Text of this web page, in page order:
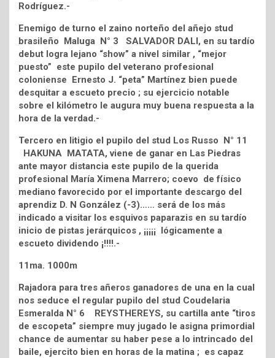
Rodríguez.-
Enemigo de turno el zaino norteño del añejo stud
brasileño Maluga N° 3 SALVADOR DALI, en su tardío
debut logra lejano “show” a nivel similar , “mejor
puesto” este pupilo del veterano profesional
coloniense Ernesto J. “peta” Martínez bien puede
desquitar a escueto precio ; su ejercicio notable
sobre el kilómetro le augura muy buena respuesta a la
hora de la verdad.-
Tercero en litigio el pupilo del stud Los Russo N° 11
HAKUNA MATATA, viene de ganar en Las Piedras
ante mayor distancia este pupilo de la querida
profesional María Ximena Marrero; coevo de físico
mediano favorecido por el importante descargo del
aprendiz D. N González (-3)…… será de los más
indicado a visitar los esquivos paparazis en su tardío
inicio de pistas jerárquicos , ¡¡¡¡¡ lógicamente a
escueto dividendo ¡!!!!.-
11ma. 1000m
Rajadora para tres añeros ganadores de una en la cual
nos seduce el regular pupilo del stud Coudelaria
Esmeralda N° 6 REYSTHEREYS, su cartilla ante “tiros
de escopeta” siempre muy jugado le asigna primordial
chance de aumentar su haber pese a lo intrincado del
baile, ejercito bien en horas de la matina ; es capaz